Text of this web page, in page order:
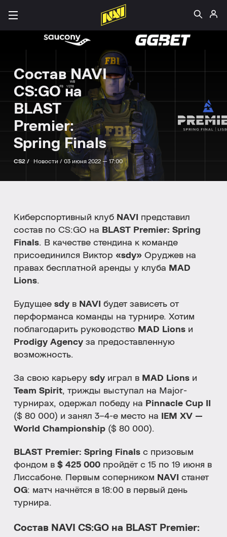
Состав NAVI
CS:GO на
BLAST
Premier:
Spring Finals
CS2 / Новости / 03 июня 2022 — 17:00
Киберспортивный клуб NAVI
представил
состав по CS:GO на BLAST Premier: Spring
Finals. В качестве стендина к команде
присоединился Виктор «sdy» Оруджев на
правах бесплатной аренды у клуба MAD
Lions.
Будущее sdy в NAVI будет зависеть от
перформанса команды на турнире. Хотим
поблагодарить руководство MAD Lions и
Prodigy Agency за предоставленную
возможность.
За свою карьеру sdy играл в MAD Lions и
Team Spirit, трижды выступал на Major-
турнирах, одержал победу на Pinnacle Cup II
($ 80 000) и занял 3–4-е место на
IEM XV —
World Championship ($ 80 000).
BLAST Premier: Spring Finals с призовым
фондом в $ 425 000 пройдёт с 15 по 19 июня в
Лиссабоне. Первым соперником NAVI станет
OG: матч начнётся в 18:00 в первый день
турнира.
Состав NAVI CS:GO на BLAST Premier: